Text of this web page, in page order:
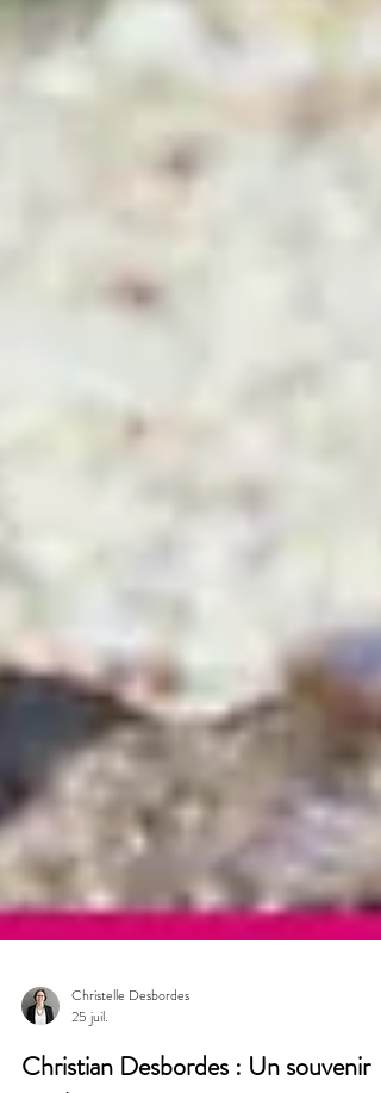
Christelle Desbordes
25 juil.